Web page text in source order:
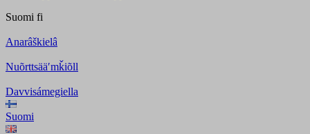
Suomi fi
Anarâškielâ
Nuõrttsääʹmǩiõll
Davvisámegiella
Suomi